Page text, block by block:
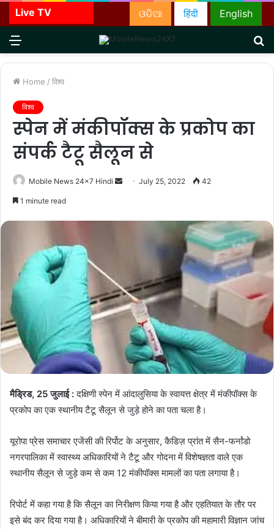
Live TV English
हिंदी
ଓଡିଆ
Menu
Home / विश्व
विश्व
स्पेन में मंकीपॉक्स के प्रकोप का
संपर्क टैटू सैलून से
Mobile News 24x7 Hindi
SendJuly 25, 2022 42
1 minute read
मैड्रिड, 25 जुलाई :दक्षिणी स्पेन में आंदालुसिया के स्वायत्त क्षेत्र में मंकीपॉक्स के
प्रकोप का एक स्थानीय टैटू सैलून से जुड़े होने का पता चला है।
यूरोपा प्रेस समाचार एजेंसी की रिर्पोट के अनुसार, कैडिज़ प्रांत में सैन-फर्नांडो
नगरपालिका में स्वास्थ्य अधिकारियों ने टैटू और गोदना में विशेषज्ञता वाले एक
स्थानीय सैलून से जुड़े कम से कम 12 मंकीपॉक्स मामलों का पता लगाया है।
रिपोर्ट में कहा गया है कि सैलून का निरीक्षण किया गया है और एहतियात के तौर पर
इसे बंद कर दिया गया है। अधिकारियों ने बीमारी के प्रकोप की महामारी विज्ञान जांच